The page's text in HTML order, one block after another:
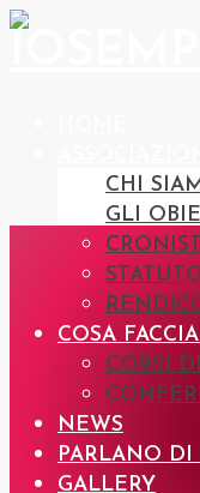
CHI
GLI
COSA
CORSI
NEWS
PARLANO DI
GALLERY